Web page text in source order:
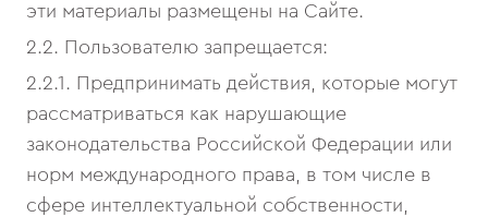
эти материалы размещены на Сайте.
2.2. Пользователю запрещается:
2.2.1. Предпринимать действия, которые могут
рассматриваться как нарушающие
законодательства Российской Федерации или
норм международного права, в том числе в
сфере интеллектуальной собственности,